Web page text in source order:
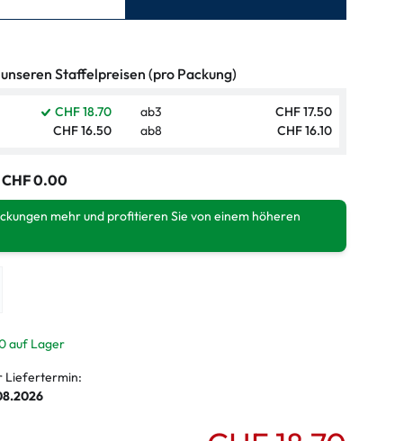
Staffelpreisen (pro Packung)
CHF 18.70 ab3
CHF 17.50
CHF 16.50 ab8 CHF 16.10
CHF 0.00
mehr und profitieren Sie von einem höheren
auf Lager
Liefertermin: